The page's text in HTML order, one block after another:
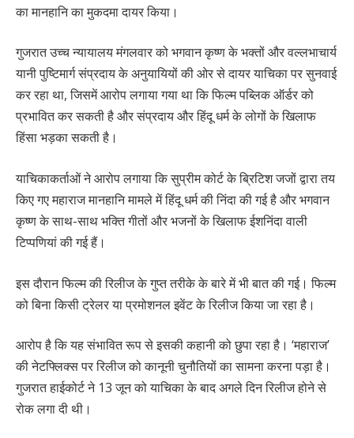
का मानहानि का मुकदमा दायर किया।
गुजरात उच्च न्यायालय मंगलवार को भगवान कृष्ण के भक्तों और वल्लभाचार्य
यानी पुष्टिमार्ग संप्रदाय के अनुयायियों की ओर से दायर याचिका पर सुनवाई
कर रहा था, जिसमें आरोप लगाया गया था कि फिल्म पब्लिक ऑर्डर को
प्रभावित कर सकती है और संप्रदाय और हिंदू धर्म के लोगों के खिलाफ
हिंसा भड़का सकती है।
याचिकाकर्ताओं ने आरोप लगाया कि सुप्रीम कोर्ट के ब्रिटिश जजों द्वारा तय
किए गए महाराज मानहानि मामले में हिंदू धर्म की निंदा की गई है और भगवान
कृष्ण के साथ-साथ भक्ति गीतों और भजनों के खिलाफ ईशनिंदा वाली
टिप्पणियां की गई हैं।
इस दौरान फिल्म की रिलीज के गुप्त तरीके के बारे में भी बात की गई। फिल्म
को बिना किसी ट्रेलर या प्रमोशनल इवेंट के रिलीज किया जा रहा है।
आरोप है कि यह संभावित रूप से इसकी कहानी को छुपा रहा है। ‘महाराज’
की नेटफ्लिक्स पर रिलीज को कानूनी चुनौतियों का सामना करना पड़ा है।
गुजरात हाईकोर्ट ने 13 जून को याचिका के बाद अगले दिन रिलीज होने से
रोक लगा दी थी।